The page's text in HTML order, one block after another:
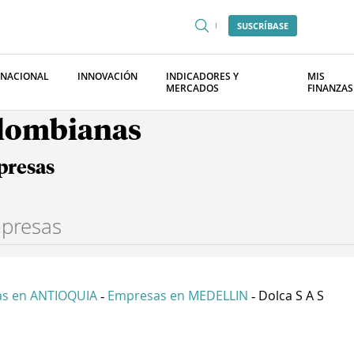
SUSCRÍBASE
INNOVACIÓN
INDICADORES Y
MERCADOS
MIS
FINANZAS
en ANTIOQUIA - Empresas en MEDELLIN - Dolca S A S